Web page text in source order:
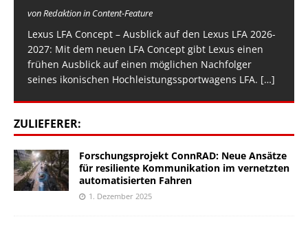
von Redaktion in Content-Feature
Lexus LFA Concept – Ausblick auf den Lexus LFA 2026-
2027: Mit dem neuen LFA Concept gibt Lexus einen
frühen Ausblick auf einen möglichen Nachfolger
seines ikonischen Hochleistungssportwagens LFA. […]
ZULIEFERER:
Forschungsprojekt ConnRAD: Neue Ansätze
für resiliente Kommunikation im vernetzten
automatisierten Fahren
1. Dezember 2025